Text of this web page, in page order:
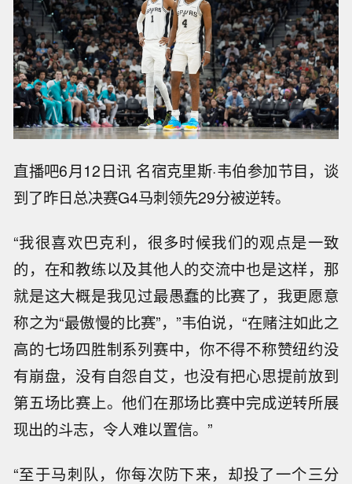
直播吧6月12日讯 名宿克里斯·韦伯参加节目，谈
到了昨日总决赛G4马刺领先29分被逆转。
“我很喜欢巴克利，很多时候我们的观点是一致
的，在和教练以及其他人的交流中也是这样，那
就是这大概是我见过最愚蠢的比赛了，我更愿意
称之为“最傲慢的比赛”，”韦伯说，“在赌注如此之
高的七场四胜制系列赛中，你不得不称赞纽约没
有崩盘，没有自怨自艾，也没有把心思提前放到
第五场比赛上。他们在那场比赛中完成逆转所展
现出的斗志，令人难以置信。”
“至于马刺队，你每次防下来，却投了一个三分